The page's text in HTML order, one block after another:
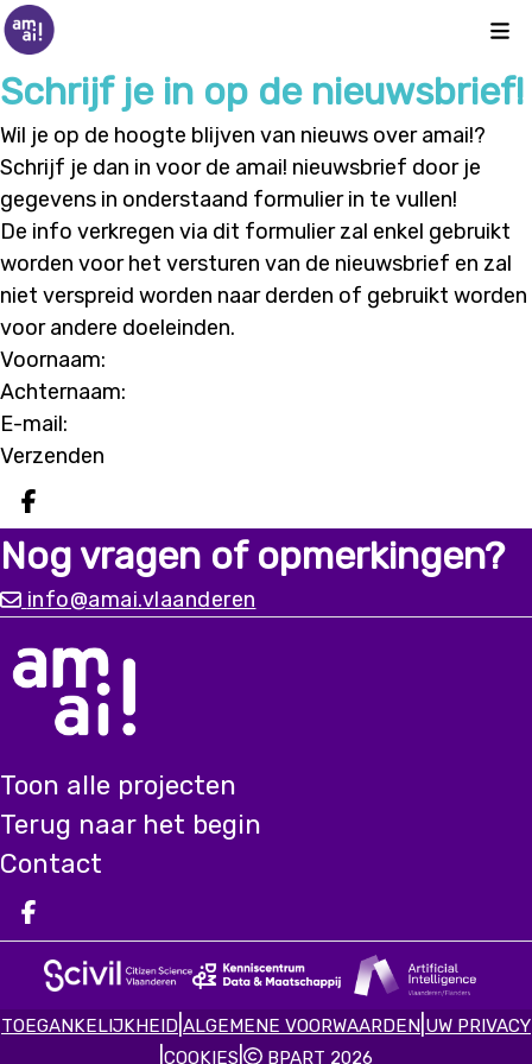
Schrijf je in op de nieuwsbrief!
Wil je op de hoogte blijven van nieuws over amai!?
Schrijf je dan in voor de amai! nieuwsbrief door je
gegevens in onderstaand formulier in te vullen!
De info verkregen via dit formulier zal enkel gebruikt
worden voor het versturen van de nieuwsbrief en zal
niet verspreid worden naar derden of gebruikt worden
voor andere doeleinden.
Voornaam:
Achternaam:
E-mail:
Deel op facebook
Nog vragen of opmerkingen?
info@amai.vlaanderen
Toon alle projecten
Terug naar het begin
Contact
Deel op facebook
TOEGANKELIJKHEID ALGEMENE VOORWAARDEN UW PRIVACY
|COOKIES | BPART 2026